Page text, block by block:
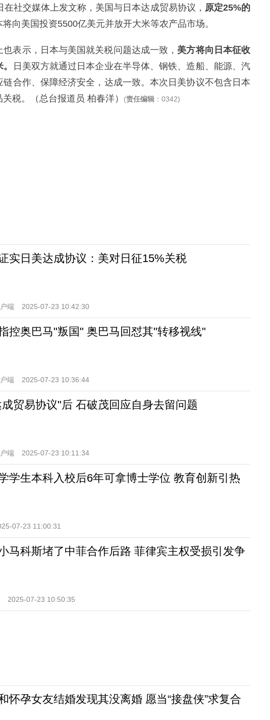
社交媒体上发文称，美国与日本达成贸易协议， 原定25%的
将向美国投资5500亿美元并放开大米等农产品市场。
表示，日本与美国就关税问题达成一致， 美方将向日本征收
日美双方就通过日本企业在半导体、钢铁、造船、能源、汽
合作、保障经济安全，达成一致。本次日美协议不包含日本
税。（总台报道员 柏春洋）
(责任编辑 ：0342)
实日美达成协议：美对日征15%关税
端 2025-07-23 10:42:30
控奥巴马"叛国" 奥巴马回怼其"转移视线"
端 2025-07-23 10:36:44
贸易协议"后 石破茂回应自身去留问题
端 2025-07-23 10:11:34
学生本科入校后6年可拿博士学位 教育创新引热
07-23 11:00:31
马科斯堵了中菲合作后路 菲律宾主权受损引发争
2025-07-23 10:50:35
怀孕女友结婚发现其没离婚 愿当“接盘侠”求复合